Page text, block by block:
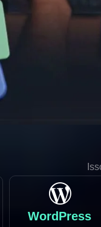
WordPress